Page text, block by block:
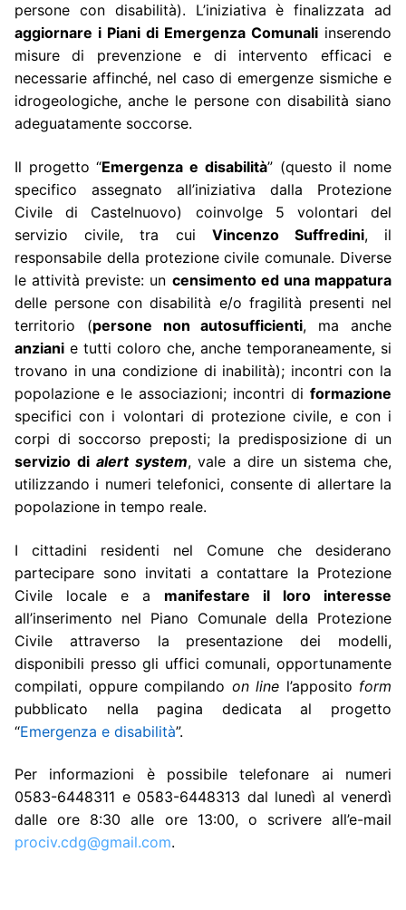
persone con disabilità). L’iniziativa è finalizzata ad
aggiornare i Piani di Emergenza Comunali inserendo
misure di prevenzione e di intervento efficaci e
necessarie affinché, nel caso di emergenze sismiche e
idrogeologiche, anche le persone con disabilità siano
adeguatamente soccorse.
Il progetto “Emergenza e disabilità” (questo il nome
specifico assegnato all’iniziativa dalla Protezione
Civile di Castelnuovo) coinvolge 5 volontari del
servizio civile, tra cui Vincenzo Suffredini, il
responsabile della protezione civile comunale. Diverse
le attività previste: un censimento ed una mappatura
delle persone con disabilità e/o fragilità presenti nel
territorio (persone non autosufficienti, ma anche
anziani e tutti coloro che, anche temporaneamente, si
trovano in una condizione di inabilità); incontri con la
popolazione e le associazioni; incontri di formazione
specifici con i volontari di protezione civile, e con i
corpi di soccorso preposti; la predisposizione di un
servizio di alert system, vale a dire un sistema che,
utilizzando i numeri telefonici, consente di allertare la
popolazione in tempo reale.
I cittadini residenti nel Comune che desiderano
partecipare sono invitati a contattare la Protezione
Civile locale e a manifestare il loro interesse
all’inserimento nel Piano Comunale della Protezione
Civile attraverso la presentazione dei modelli,
disponibili presso gli uffici comunali, opportunamente
compilati, oppure compilando on line l’apposito form
pubblicato nella pagina dedicata al progetto
“Emergenza e disabilità”.
Per informazioni è possibile telefonare ai numeri
0583-6448311 e 0583-6448313 dal lunedì al venerdì
dalle ore 8:30 alle ore 13:00, o scrivere all’e-mail
prociv.cdg@gmail.com.